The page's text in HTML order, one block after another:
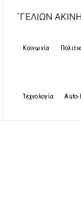
ΑΚΙΝΗΤΩΝ
Κοινωνία
Τεχνολογία Auto-